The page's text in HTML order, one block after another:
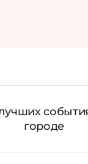
городе